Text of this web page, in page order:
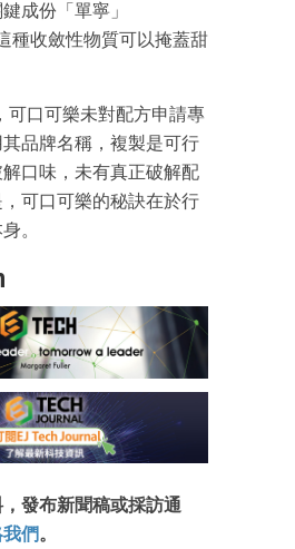
成份「單寧」
種收斂性物質可以掩蓋甜
可口可樂未對配方申請專
品牌名稱，複製是可行
口味，未有真正破解配
可口可樂的秘訣在於行
。
發布新聞稿或採訪通
們。
最新資訊（附創業懶人包）
箱！